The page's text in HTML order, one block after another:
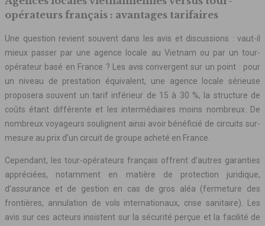
opérateurs français : avantages tarifaires
Une question revient souvent dans les avis et discussions : vaut-il
mieux passer par une agence locale au Vietnam ou par un tour-
opérateur basé en France ? Les avis convergent sur un point : pour
un niveau de prestation équivalent, une agence locale sérieuse
proposera souvent un tarif inférieur de 15 à 30 %, la structure de
coûts étant différente et les intermédiaires moins nombreux. De
nombreux voyageurs soulignent ainsi avoir bénéficié de circuits sur-
mesure au prix d’un circuit de groupe acheté en France.
Cependant, les tour-opérateurs français offrent d’autres garanties
appréciées, notamment en matière de protection juridique,
d’assurance et de gestion en cas de gros aléa (fermeture des
frontières, annulation de vols internationaux, crise sanitaire). Les
avis sur ces acteurs insistent sur la sécurité perçue et la facilité de